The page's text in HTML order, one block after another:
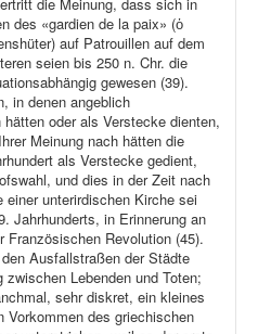
des «gardien de la paix» (ὁ
auf Patrouillen auf dem
seien bis 250 n. Chr. die
gewesen (39).
in denen angeblich
oder als Verstecke dienten,
Meinung nach hätten die
als Verstecke gedient,
und dies in der Zeit nach
einer unterirdischen Kirche sei
Jahrhunderts, in Erinnerung an
Revolution (45).
Ausfallstraßen der Städte
Lebenden und Toten;
sehr diskret, ein kleines
des griechischen